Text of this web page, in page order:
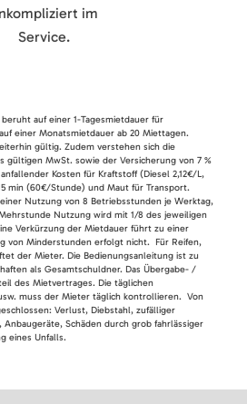
im
Service.
auf einer 1-Tagesmietdauer für
einer Monatsmietdauer ab 20 Miettagen.
gültig. Zudem verstehen sich die
gültigen MwSt. sowie der Versicherung von 7 %
Kosten für Kraftstoff (Diesel 2,12€/L,
min (60€/Stunde) und Maut für Transport.
Nutzung von 8 Betriebsstunden je Werktag,
Nutzung wird mit 1/8 des jeweiligen
Verkürzung der Mietdauer führt zu einer
von Minderstunden erfolgt nicht. Für Reifen,
der Mieter. Die Bedienungsanleitung ist zu
als Gesamtschuldner. Das Übergabe- /
des Mietvertrages. Die täglichen
muss der Mieter täglich kontrollieren. Von
Verlust, Diebstahl, zufälliger
Schäden durch grob fahrlässiger
eines Unfalls.